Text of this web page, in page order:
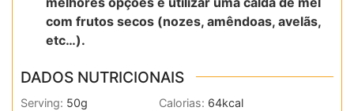
com frutos secos (nozes, amêndoas, avelãs,
etc…).
DADOS NUTRICIONAIS
Serving: 50g Calorias: 64kcal